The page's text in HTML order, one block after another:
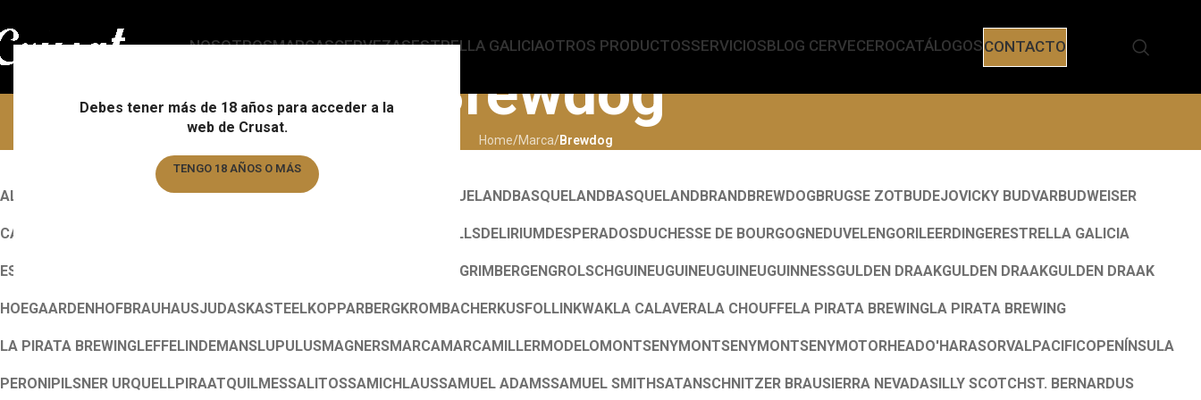
Debes tener más de 18 años para acceder a la
web de Crusat.
TENGO 18 AÑOS O MÁS
NOSOTROSMARCASCERVEZASESTRELLA GALICIAOTROS PRODUCTOSSERVICIOSBLOG CERVECEROCATÁLOGOSCONTACTO
Brewdog
Home/Marca/Brewdog
ALL ALMOGÀVERALMOGÀVERAUGUSTIJN BASQUELANDBASQUELANDBASQUELANDBRANDBREWDOGBRUGSE ZOTBUDEJOVICKY BUDVARBUDWEISER
CANNABIS CUVEE DES TROLLSDELIRIUMDESPERADOSDUCHESSE DE BOURGOGNEDUVELENGORILEERDINGERESTRELLA GALICIA
ESTRELLA GALICIA GRIMBERGENGROLSCHGUINEUGUINEUGUINEUGUINNESSGULDEN DRAAKGULDEN DRAAKGULDEN DRAAK
HOEGAARDENHOFBRAUHAUSJUDASKASTEELKOPPARBERGKROMBACHERKUSFOLLINKWAKLA CALAVERALA CHOUFFELA PIRATA BREWINGLA PIRATA BREWING
LA PIRATA BREWINGLEFFELINDEMANSLUPULUSMAGNERSMARCAMARCAMILLERMODELOMONTSENYMONTSENYMONTSENYMOTORHEADO'HARASORVALPACIFICOPENÍNSULA
PERONIPILSNER URQUELLPIRAATQUILMESSALITOSSAMICHLAUSSAMUEL ADAMSSAMUEL SMITHSATANSCHNITZER BRAUSIERRA NEVADASILLY SCOTCHST. BERNARDUS